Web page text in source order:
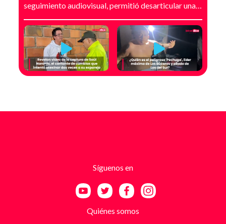
seguimiento audiovisual, permitió desarticular una
digitales, suplantación de grupos armados y presión
directa sobre establecimientos comerciales. La
investigación no comenzó con la captura, sino con el
temor de un comerciante que empezó a recibir
mensajes y llamadas en las que le exigían dinero a
a las amenazas. Las exigencias económicas variaban
entre uno y cinco millones de pesos, dependiendo de
la supuesta “capacidad de pago” de cada víctima. A
antiextorsión que se extendió por varios sectores
Síguenos en
Quiénes somos